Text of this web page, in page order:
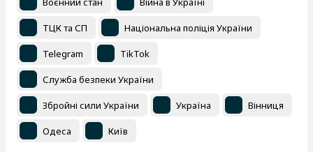
ТЦК та СП Національна поліція України
Telegram TikTok
Служба безпеки України
Збройні сили України Україна Вінниця
Одеса Київ